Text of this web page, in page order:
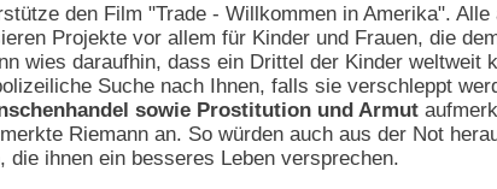
den Film "Trade - Willkommen in Amerika".
Projekte vor allem für Kinder und Frauen, die
wies daraufhin, dass ein Drittel der Kinder weltweit
Suche nach Ihnen, falls sie verschleppt
sowie Prostitution und Armut
Riemann an. So würden auch aus der Not
ihnen ein besseres Leben versprechen.